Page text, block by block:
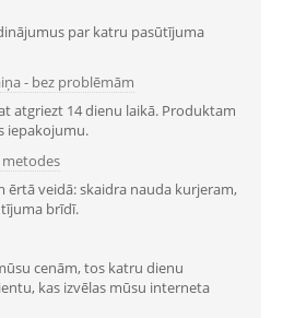
par katru pasūtījuma
- bez problēmām
atgriezt 14 dienu laikā. Produktam
iepakojumu.
metodes
ērtā veidā: skaidra nauda kurjeram,
brīdī.
cenām, tos katru dienu
kas izvēlas mūsu interneta